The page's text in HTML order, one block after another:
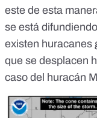
este de esta
se está
existen huracanes
que se desplacen
caso del huracán